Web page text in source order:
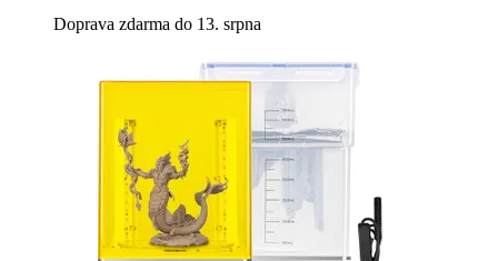
Doprava zdarma do 13. srpna